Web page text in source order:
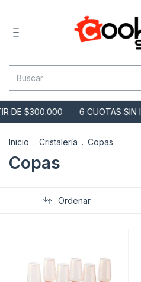
$300.000 6 CUOTAS SIN
Inicio . Cristalería . Copas
Copas
Ordenar